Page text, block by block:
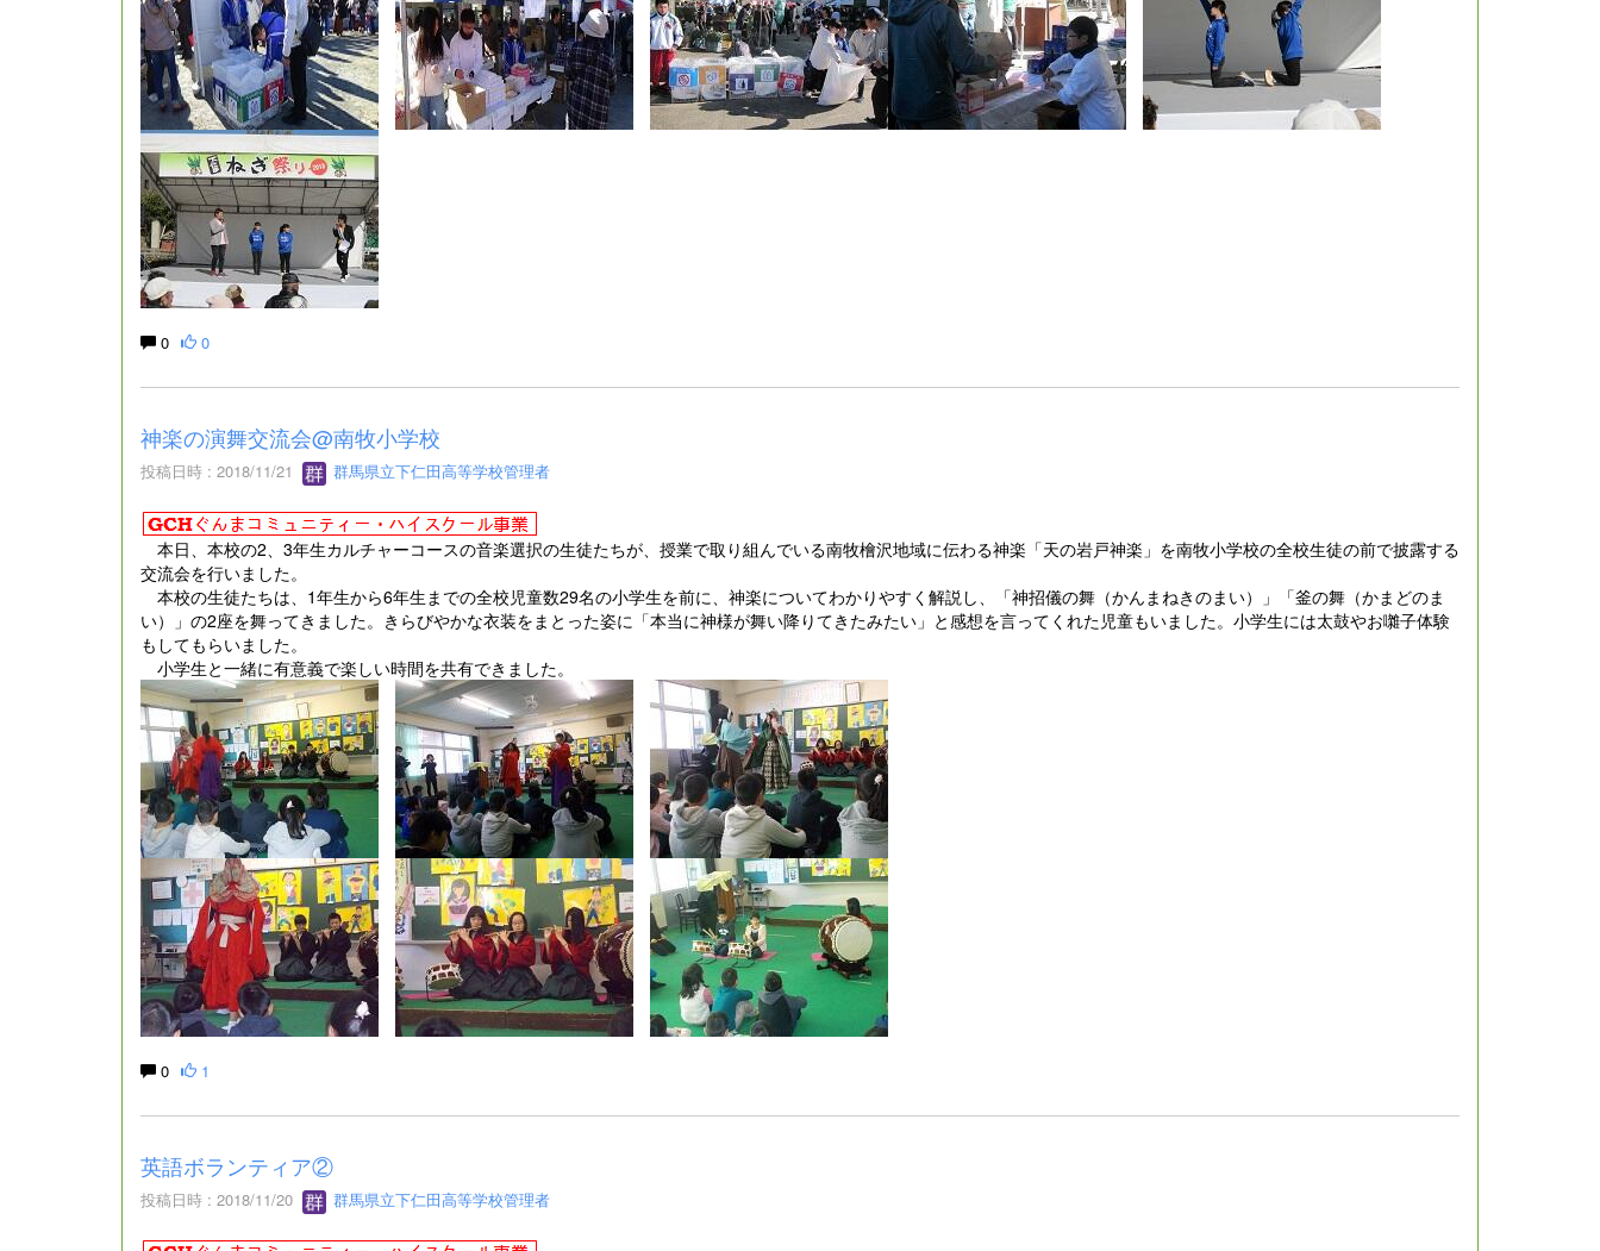
0 0
神楽の演舞交流会@南牧小学校
投稿日時 : 2018/11/21 群馬県立下仁田高等学校管理者
本日、本校の2、3年生カルチャーコースの音楽選択の生徒たちが、授業で取り組んでいる南牧檜沢地域に伝わる神楽「天の岩戸神楽」を南牧小学校の全校生徒の前で披露する
交流会を行いました。
本校の生徒たちは、1年生から6年生までの全校児童数29名の小学生を前に、神楽についてわかりやすく解説し、「神招儀の舞（かんまねきのまい）」「釜の舞（かまどのま
い）」の2座を舞ってきました。きらびやかな衣装をまとった姿に「本当に神様が舞い降りてきたみたい」と感想を言ってくれた児童もいました。小学生には太鼓やお囃子体験
もしてもらいました。
小学生と一緒に有意義で楽しい時間を共有できました。
0 1
英語ボランティア②
投稿日時 : 2018/11/20 群馬県立下仁田高等学校管理者